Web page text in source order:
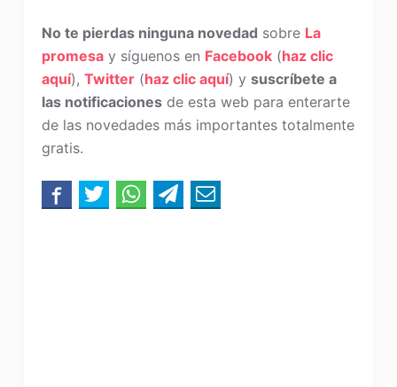
No te pierdas ninguna novedad sobre La
promesay síguenos en Facebook(haz clic
aquí), Twitter(haz clic aquí) y suscríbete a
las notificacionesde esta web para enterarte
de las novedades más importantes totalmente
gratis.